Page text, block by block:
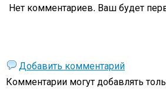
Нет комментариев. Ваш будет
Добавить комментарий
Комментарии могут добавлять